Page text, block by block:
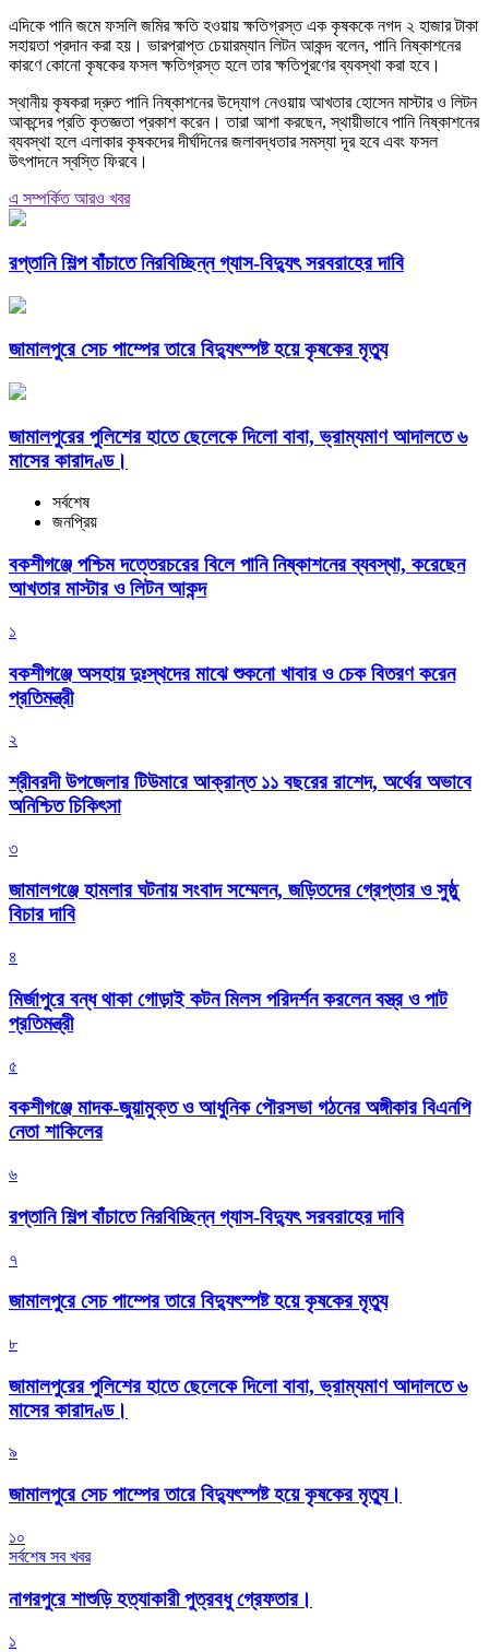
এদিকে পানি জমে ফসলি জমির ক্ষতি হওয়ায় ক্ষতিগ্রস্ত এক কৃষককে নগদ ২ হাজার টাকা
সহায়তা প্রদান করা হয়। ভারপ্রাপ্ত চেয়ারম্যান লিটন আকন্দ বলেন, পানি নিষ্কাশনের
কারণে কোনো কৃষকের ফসল ক্ষতিগ্রস্ত হলে তার ক্ষতিপূরণের ব্যবস্থা করা হবে।
স্থানীয় কৃষকরা দ্রুত পানি নিষ্কাশনের উদ্যোগ নেওয়ায় আখতার হোসেন মাস্টার ও লিটন
আকন্দের প্রতি কৃতজ্ঞতা প্রকাশ করেন। তারা আশা করছেন, স্থায়ীভাবে পানি নিষ্কাশনের
ব্যবস্থা হলে এলাকার কৃষকদের দীর্ঘদিনের জলাবদ্ধতার সমস্যা দূর হবে এবং ফসল
উৎপাদনে স্বস্তি ফিরবে।
এ সম্পর্কিত আরও খবর
রপ্তানি শিল্প বাঁচাতে নিরবিচ্ছিন্ন গ্যাস-বিদ্যুৎ সরবরাহের দাবি
জামালপুরে সেচ পাম্পের তারে বিদ্যুৎস্পষ্ট হয়ে কৃষকের মৃত্যু
জামালপুরের পুলিশের হাতে ছেলেকে দিলো বাবা, ভ্রাম্যমাণ আদালতে ৬
মাসের কারাদণ্ড।
সর্বশেষ
জনপ্রিয়
বকশীগঞ্জে পশ্চিম দত্তেরচরের বিলে পানি নিষ্কাশনের ব্যবস্থা, করেছেন
আখতার মাস্টার ও লিটন আকন্দ
১
বকশীগঞ্জে অসহায় দুঃস্থদের মাঝে শুকনো খাবার ও চেক বিতরণ করেন
প্রতিমন্ত্রী
২
শ্রীবরদী উপজেলার টিউমারে আক্রান্ত ১১ বছরের রাশেদ, অর্থের অভাবে
অনিশ্চিত চিকিৎসা
৩
জামালগঞ্জে হামলার ঘটনায় সংবাদ সম্মেলন, জড়িতদের গ্রেপ্তার ও সুষ্ঠু
বিচার দাবি
৪
মির্জাপুরে বন্ধ থাকা গোড়াই কটন মিলস পরিদর্শন করলেন বস্ত্র ও পাট
প্রতিমন্ত্রী
৫
বকশীগঞ্জে মাদক-জুয়ামুক্ত ও আধুনিক পৌরসভা গঠনের অঙ্গীকার বিএনপি
নেতা শাকিলের
৬
রপ্তানি শিল্প বাঁচাতে নিরবিচ্ছিন্ন গ্যাস-বিদ্যুৎ সরবরাহের দাবি
৭
জামালপুরে সেচ পাম্পের তারে বিদ্যুৎস্পষ্ট হয়ে কৃষকের মৃত্যু
৮
জামালপুরের পুলিশের হাতে ছেলেকে দিলো বাবা, ভ্রাম্যমাণ আদালতে ৬
মাসের কারাদণ্ড।
৯
জামালপুরে সেচ পাম্পের তারে বিদ্যুৎস্পষ্ট হয়ে কৃষকের মৃত্যু।
১০
সর্বশেষ সব খবর
নাগরপুরে শাশুড়ি হত্যাকারী পুত্রবধু গ্রেফতার।
১